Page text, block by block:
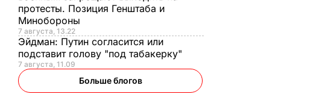
протесты. Позиция Генштаба и
Минобороны
7 августа, 13.22
Эйдман: Путин согласится или
подставит голову "под табакерку"
7 августа, 11.09
Больше блогов